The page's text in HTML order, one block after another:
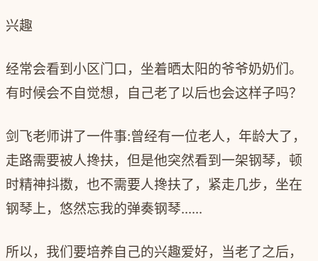
兴趣
经常会看到小区门口，坐着晒太阳的爷爷奶奶们。
有时候会不自觉想，自己老了以后也会这样子吗？
剑飞老师讲了一件事:曾经有一位老人，年龄大了，
走路需要被人搀扶，但是他突然看到一架钢琴，顿
时精神抖擞，也不需要人搀扶了，紧走几步，坐在
钢琴上，悠然忘我的弹奏钢琴......
所以，我们要培养自己的兴趣爱好，当老了之后，